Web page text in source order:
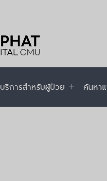
บริการสำหรับผู้ป่วย ค้นหา